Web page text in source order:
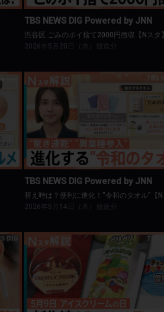
TBS NEWS DIG Powered by JNN
渋谷区 ごみのポイ捨て2000円徴収【Nスタ】
2026年5月20日（水）放送分
TBS NEWS DIG Powered by JNN
替え時は？便利に進化！“令和のタオル”【N
TBS NEWS DIG Powered by JNN
替え時は？便利に進化！“令和のタオル”【N
2026年5月14日（木）放送分
TBS NEWS DIG Powered by JNN
新作続々“つゆだくアイス”とは？【Nス